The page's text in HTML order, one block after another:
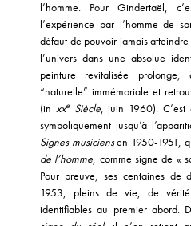
l’homme. Pour Gindertaël,
l’expérience par l’homme de
défaut de pouvoir jamais
l’univers dans une absolue
peinture revitalisée
“naturelle” immémoriale et
(in xxeSiècle, juin 1960). C’est
symboliquement jusqu’à
Signes musiciensen 1950-1951,
de l’homme, comme signe de «
Pour preuve, ses centaines de
1953, pleins de vie, de
identifiables au premier abord.